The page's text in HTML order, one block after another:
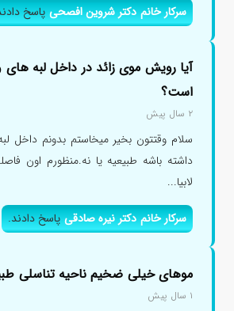
سرکار خانم دکتر شروین افصحیپاسخ
آیا رویش موی زائد در داخل لبه
است؟
۲ سال پیش
سلام وقتتون بخیر میخاستم بدونم داخل
داشته باشه طبیعیه یا نه.منظورم اون
لابیا...
سرکار خانم دکتر نیره صادقیپاسخ دادند.
موهای خیلی ضخیم ناحیه تناسلی
۱ سال پیش